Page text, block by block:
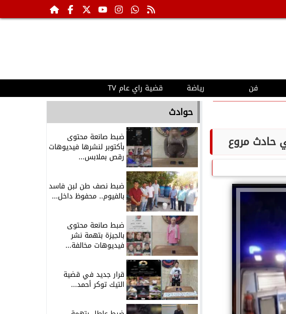
فن رياضة قضية راي عام TV
حوادث
ضبط صانعة محتوى
بأكتوبر لنشرها فيديوهات
رقص بملابس...
ضبط نصف طن لبن فاسد
بالفيوم.. محفوظ داخل...
ضبط صانعة محتوى
بالجيزة بتهمة نشر
فيديوهات مخالفة...
قرار جديد في قضية
التيك توكر أحمد...